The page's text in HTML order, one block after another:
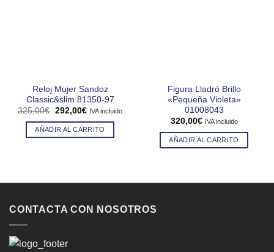
Reloj Mujer Sandoz
Classic&slim 81350-97
325,00€ El
original
era:
292,00€El
actual
es:
IVA incluido
AÑADIR AL CARRITO
Figura Lladró Brillo
«Pequeña Violeta»
01008043
320,00€ IVA incluido
AÑADIR AL CARRITO
CONTACTA CON NOSOTROS